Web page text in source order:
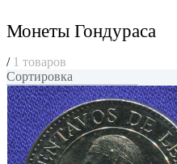
Монеты Гондураса
/ 1 товаров
Сортировка